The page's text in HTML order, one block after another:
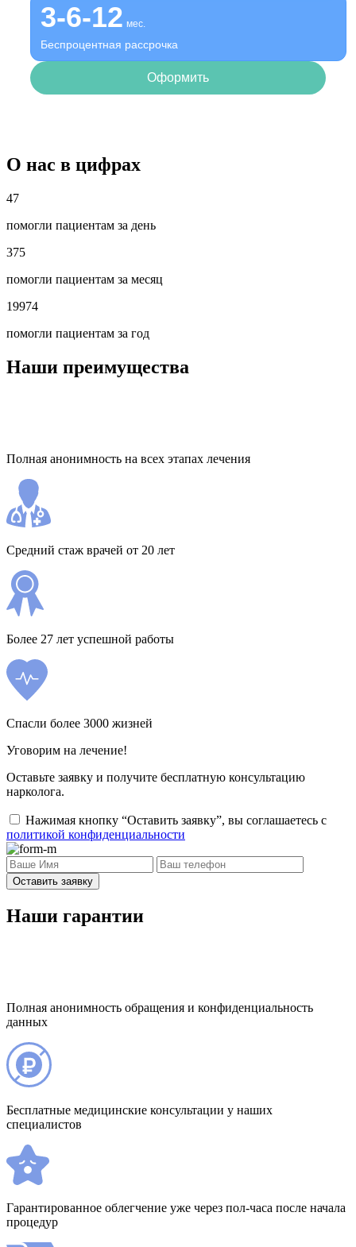
3-6-12 мес.
Беспроцентная рассрочка
Оформить
О нас в цифрах
47
помогли пациентам за день
375
помогли пациентам за месяц
19974
помогли пациентам за год
Наши преимущества
Полная анонимность на всех этапах лечения
Средний стаж врачей от 20 лет
Более 27 лет успешной работы
Спасли более 3000 жизней
Уговорим на лечение!
Оставьте заявку и получите бесплатную консультацию
нарколога.
Нажимая кнопку “Оставить заявку”, вы соглашаетесь с
политикой конфиденциальности
Оставить заявку
Наши гарантии
Полная анонимность обращения и конфиденциальность
данных
Бесплатные медицинские консультации у наших
специалистов
Гарантированное облегчение уже через пол-часа после начала
процедур